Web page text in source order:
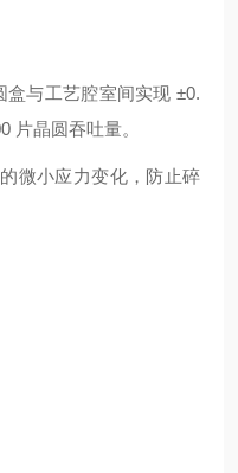
盒与工艺腔室间实现 ±0.
片晶圆吞吐量。
微小应力变化，防止碎